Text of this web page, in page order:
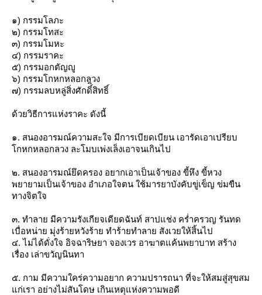
๑) กรรมโลภะ
๒) กรรมโทสะ
๓) กรรมโมหะ
๔) กรรมราคะ
๕) กรรมอกตัญญู
๖) กรรมโกหกหลอกลวง
๗) กรรมลบหลู่สิ่งศักดิ์ิสิทธิ์
ด้วยวิธีการแห่งราคะ ดังนี้
๑. สนองอารมณ์ความสะใจ มีการเบียดเบียน เอารัดเอาเปรียบ
กหกหลอกลวง ละโมบเพ่งเล็งเอาจนเกินไป
๒. สนองอารมณ์ยึดครอง อยากเอาเป็นเจ้าของ ขี้หึง ขี้หวง
พยายามเป็นเจ้าของ อำเภอใจตน ใช้มารยาบังคับขู่เข็ญ ข่มขืน
ทางจิตใจ
๓. ทำลาย มีความรังเกียจเดียดฉันท์ สาปแช่ง คร่ำครวญ รันทด
เบื่อหน่าย มุ่งร้ายหวังร้าย ทำร้ายทำลาย สังเวยให้สิ้นไป
๔. ไม่ได้ดั่งใจ อิจฉาริษยา จองเวร อาฆาตแค้นพยาบาท สร้าง
เรื่อง เล่าขวัญนินทา
๕. กาม มีความใคร่ความอยาก ความปรารถนา ที่จะให้สมสู่สุขสม
ก่เรา อย่างไม่สันโดษ เกินเหตุแห่งความพอดี